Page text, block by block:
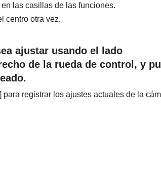
las casillas de las funciones.
centro otra vez.
ajustar usando el lado
de la rueda de control, y
para registrar los ajustes actuales de la